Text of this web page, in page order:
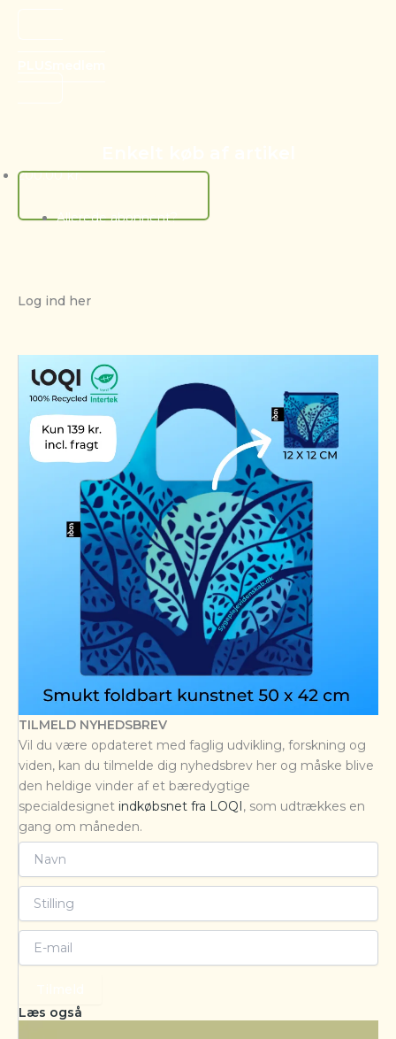
200.00kr.
Allerede abonnent?
Log ind her
TILMELD NYHEDSBREV
Vil du være opdateret med faglig udvikling, forskning og
viden, kan du tilmelde dig nyhedsbrev her og måske blive
den heldige vinder af et bæredygtige
specialdesignet indkøbsnet fra LOQI, som udtrækkes en
gang om måneden.
Læs også